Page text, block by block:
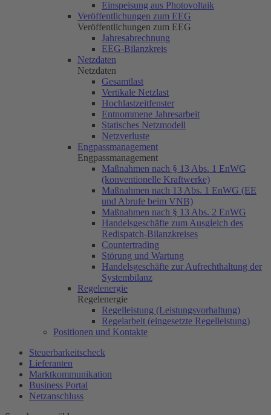
Einspeisung aus Photovoltaik
Veröffentlichungen zum EEG
Veröffentlichungen zum EEG
Jahresabrechnung
EEG-Bilanzkreis
Netzdaten
Netzdaten
Gesamtlast
Vertikale Netzlast
Hochlastzeitfenster
Entnommene Jahresarbeit
Statisches Netzmodell
Netzverluste
Engpassmanagement
Engpassmanagement
Maßnahmen nach § 13 Abs. 1 EnWG
(konventionelle Kraftwerke)
Maßnahmen nach 13 Abs. 1 EnWG (EE
und Abrufe beim VNB)
Maßnahmen nach § 13 Abs. 2 EnWG
Handelsgeschäfte zum Ausgleich des
Redispatch-Bilanzkreises
Countertrading
Störung und Wartung
Handelsgeschäfte zur Aufrechthaltung der
Systembilanz
Regelenergie
Regelenergie
Regelleistung (Leistungsvorhaltung)
Regelarbeit (eingesetzte Regelleistung)
Positionen und Kontakte
Steuerbarkeitscheck
Lieferanten
Marktkommunikation
Business Portal
Netzanschluss